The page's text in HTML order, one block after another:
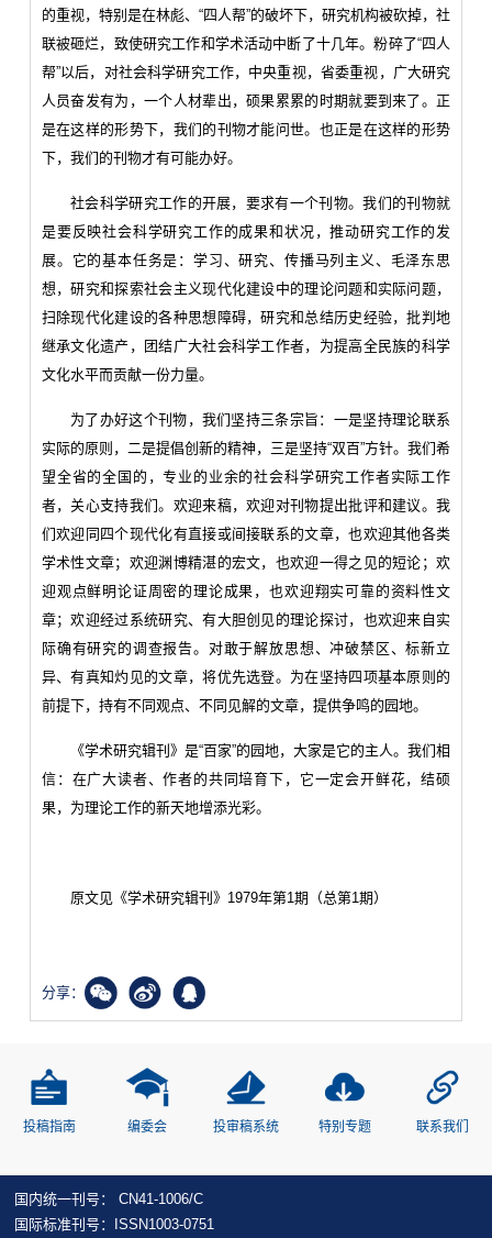
的重视，特别是在林彪、“四人帮”的破坏下，研究机构被砍掉，社
联被砸烂，致使研究工作和学术活动中断了十几年。粉碎了“四人
帮”以后，对社会科学研究工作，中央重视，省委重视，广大研究
人员奋发有为，一个人材辈出，硕果累累的时期就要到来了。正
是在这样的形势下，我们的刊物才能问世。也正是在这样的形势
下，我们的刊物才有可能办好。
社会科学研究工作的开展，要求有一个刊物。我们的刊物就
是要反映社会科学研究工作的成果和状况，推动研究工作的发
展。它的基本任务是：学习、研究、传播马列主义、毛泽东思
想，研究和探索社会主义现代化建设中的理论问题和实际问题，
扫除现代化建设的各种思想障碍，研究和总结历史经验，批判地
继承文化遗产，团结广大社会科学工作者，为提高全民族的科学
文化水平而贡献一份力量。
为了办好这个刊物，我们坚持三条宗旨：一是坚持理论联系
实际的原则，二是提倡创新的精神，三是坚持“双百”方针。我们希
望全省的全国的，专业的业余的社会科学研究工作者实际工作
者，关心支持我们。欢迎来稿，欢迎对刊物提出批评和建议。我
们欢迎同四个现代化有直接或间接联系的文章，也欢迎其他各类
学术性文章；欢迎渊博精湛的宏文，也欢迎一得之见的短论；欢
迎观点鲜明论证周密的理论成果，也欢迎翔实可靠的资料性文
章；欢迎经过系统研究、有大胆创见的理论探讨，也欢迎来自实
际确有研究的调查报告。对敢于解放思想、冲破禁区、标新立
异、有真知灼见的文章，将优先选登。为在坚持四项基本原则的
前提下，持有不同观点、不同见解的文章，提供争鸣的园地。
《学术研究辑刊》是“百家”的园地，大家是它的主人。我们相
信：在广大读者、作者的共同培育下，它一定会开鲜花，结硕
果，为理论工作的新天地增添光彩。
原文见《学术研究辑刊》1979年第1期（总第1期）
分享：
投稿指南 编委会 投审稿系统 特别专题 联系我们
国内统一刊号： CN41-1006/C
国际标准刊号：ISSN1003-0751